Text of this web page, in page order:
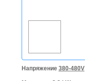
Напряжение 380-480V